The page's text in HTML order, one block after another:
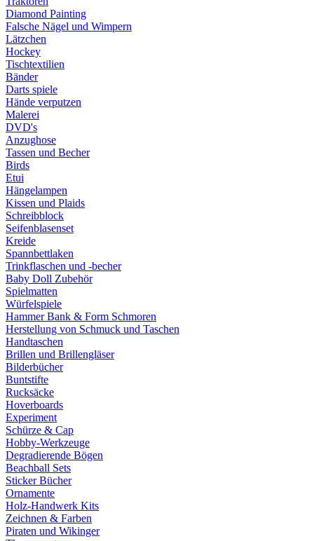
Diamond Painting
Falsche Nägel und Wimpern
Lätzchen
Hockey
Tischtextilien
Bänder
Darts spiele
Hände verputzen
Malerei
DVD's
Anzughose
Tassen und Becher
Birds
Etui
Hängelampen
Kissen und Plaids
Schreibblock
Seifenblasenset
Kreide
Spannbettlaken
Trinkflaschen und -becher
Baby Doll Zubehör
Spielmatten
Würfelspiele
Hammer Bank & Form Schmoren
Herstellung von Schmuck und Taschen
Handtaschen
Brillen und Brillengläser
Bilderbücher
Buntstifte
Rucksäcke
Hoverboards
Experiment
Schürze & Cap
Hobby-Werkzeuge
Degradierende Bögen
Beachball Sets
Sticker Bücher
Ornamente
Holz-Handwerk Kits
Zeichnen & Farben
Piraten und Wikinger